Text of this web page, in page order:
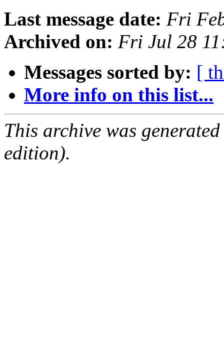
Last message date: Fri
Archived on: Fri Jul 28
Messages sorted by: [
More info on this list...
This archive was
edition).